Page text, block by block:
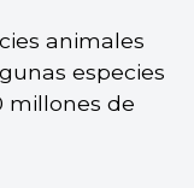
animales
especies
millones de